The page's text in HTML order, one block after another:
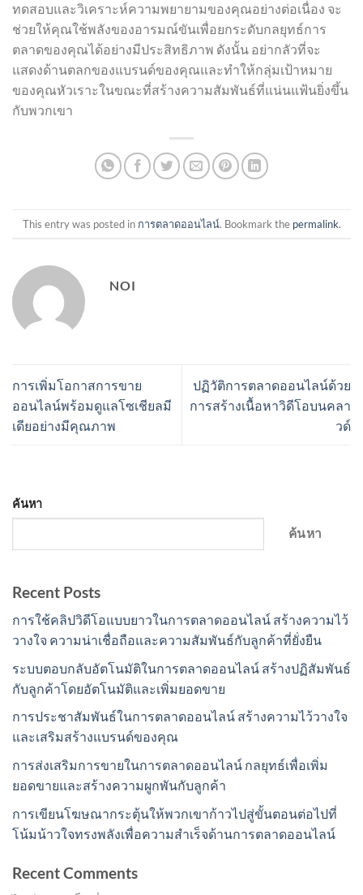
ทดสอบและวิเคราะห์ความพยายามของคุณอย่างต่อเนื่อง จะ
ช่วยให้คุณใช้พลังของอารมณ์ขันเพื่อยกระดับกลยุทธ์การ
ตลาดของคุณได้อย่างมีประสิทธิภาพ ดังนั้น อย่ากลัวที่จะ
แสดงด้านตลกของแบรนด์ของคุณและทำให้กลุ่มเป้าหมาย
ของคุณหัวเราะในขณะที่สร้างความสัมพันธ์ที่แน่นแฟ้นยิ่งขึ้น
กับพวกเขา
This entry was posted in การตลาดออนไลน์. Bookmark the permalink.
NOI
การเพิ่มโอกาสการขาย
ออนไลน์พร้อมดูแลโซเชียลมี
เดียอย่างมีคุณภาพ
ปฏิวัติการตลาดออนไลน์ด้วย
การสร้างเนื้อหาวิดีโอบนคลา
วด์
ค้นหา
ค้นหา
Recent Posts
การใช้คลิปวิดีโอแบบยาวในการตลาดออนไลน์ สร้างความไว้
วางใจ ความน่าเชื่อถือและความสัมพันธ์กับลูกค้าที่ยั่งยืน
ระบบตอบกลับอัตโนมัติในการตลาดออนไลน์ สร้างปฏิสัมพันธ์
กับลูกค้าโดยอัตโนมัติและเพิ่มยอดขาย
การประชาสัมพันธ์ในการตลาดออนไลน์ สร้างความไว้วางใจ
และเสริมสร้างแบรนด์ของคุณ
การส่งเสริมการขายในการตลาดออนไลน์ กลยุทธ์เพื่อเพิ่ม
ยอดขายและสร้างความผูกพันกับลูกค้า
การเขียนโฆษณากระตุ้นให้พวกเขาก้าวไปสู่ขั้นตอนต่อไปที่
โน้มน้าวใจทรงพลังเพื่อความสำเร็จด้านการตลาดออนไลน์
Recent Comments